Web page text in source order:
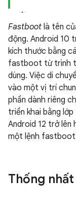
Fastboot là tên
động. Android 10
kích thước bằng
fastboot từ trình
dùng. Việc di
vào một vị trí
phần dành riêng
triển khai bằng
Android 12 trở lên
một lệnh
Thống